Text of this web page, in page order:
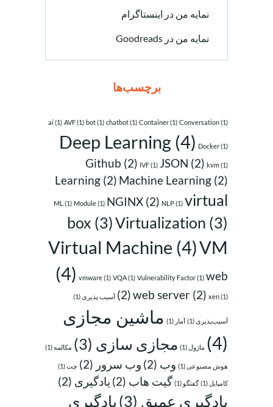
نمایه من در اینستاگرام
نمایه من در Goodreads
برچسب‌ها
ai (1) AVF(1) bot(1) chatbot(1) Container(1) Conversation(1)
Deep Learning (4) Docker(1)
Github (2) IVF(1) JSON (2) kvm(1)
Learning (2) Machine Learning (2)
ML (1) Module(1) NGINX (2) NLP(1) virtual
box (3)Virtualization (3)
Virtual Machine (4)VM
(4) vmware(1) VQA(1) Vulnerability Factor(1) web
(2)web server (2) xen(1) آسیب پذیری(1)
آسیب‌پذیری(1) آمار (1)
ماشین مجازی
(4)
ماژول (1) مجازی سازی (3) مکالمه(1)
هوش مصنوعی(1) وب (2) وب سرور (2) چت(1)
کامپایل (1) گفتگو (1) گیت هاب (2) یادگیری (2)
یادگیری عمیق (3) یادگیری